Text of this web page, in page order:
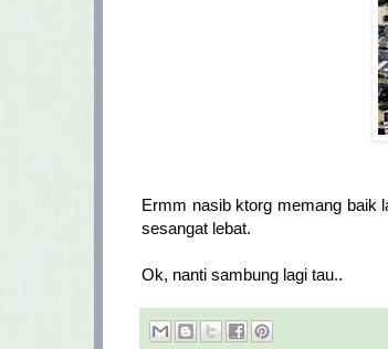
Ermm nasib ktorg memang baik
sesangat lebat.
Ok, nanti sambung lagi tau..